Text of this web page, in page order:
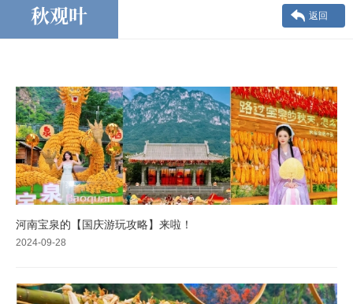
秋观叶 返回
河南宝泉的【国庆游玩攻略】来啦！
2024-09-28